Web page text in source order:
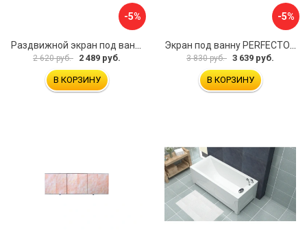
-5%
2 620 руб. 2 489 руб.
В КОРЗИНУ
-5%
3 830 руб. 3 639 руб.
В КОРЗИНУ